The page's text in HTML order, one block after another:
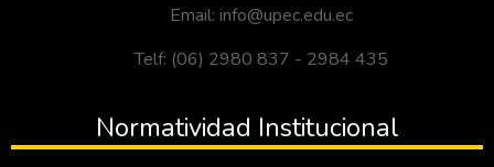
Email: info@upec.edu.ec
Telf: (06) 2980 837 - 2984 435
Normatividad Institucional